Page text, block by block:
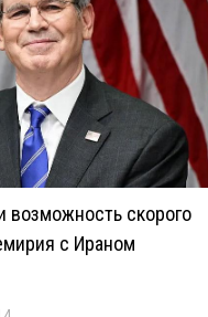
скорого
с Ираном